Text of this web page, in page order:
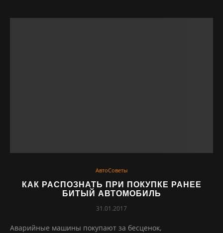
АвтоСоветы
КАК РАСПОЗНАТЬ ПРИ ПОКУПКЕ РАНЕЕ
БИТЫЙ АВТОМОБИЛЬ
31.01.2017
Аварийные машины покупают за бесценок,